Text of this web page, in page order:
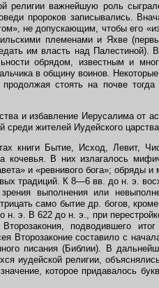
религии важнейшую роль
пророков записывались.
не допускающим, чтобы его
племенами и Яхве
им власть над Палестиной).
обрядом, известным и
в общину воинов.
стоять на почве
и избавление Иерусалима от
среди жителей Иудейского
книги Бытие, Исход, Левит,
кочевья. В них излагалось
и «ревнивого бога»; обряды и
традиций. К 8—6 вв. до н. э.
выполнения или
само бытие др. богов,
н. э. В 622 до н. э., при
подводившего
Второзаконие составило с
писания (Библии). В
иудейской религии,
которое придавалось